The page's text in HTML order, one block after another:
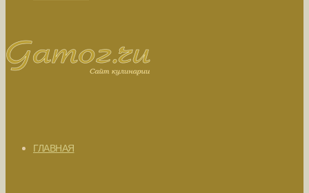
ГЛАВНАЯ